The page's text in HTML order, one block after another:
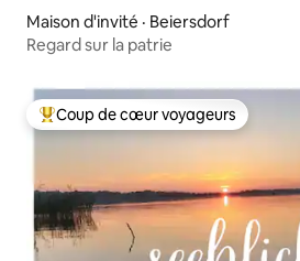
Maison d'invité · Beiersdorf
Regard sur la patrie
Coup de cœur voyageurs parmi les
Coup de cœur voyageurs